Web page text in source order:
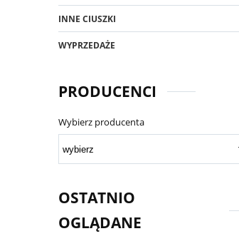
INNE CIUSZKI
WYPRZEDAŻE
PRODUCENCI
Wybierz producenta
OSTATNIO
OGLĄDANE